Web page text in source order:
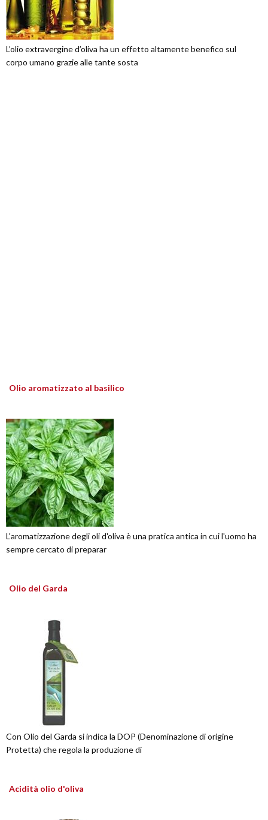
L’olio extravergine d’oliva ha un effetto altamente benefico sul
corpo umano grazie alle tante sosta
Olio aromatizzato al basilico
L'aromatizzazione degli oli d'oliva è una pratica antica in cui l'uomo ha
sempre cercato di preparar
Olio del Garda
Con Olio del Garda si indica la DOP (Denominazione di origine
Protetta) che regola la produzione di
Acidità olio d'oliva